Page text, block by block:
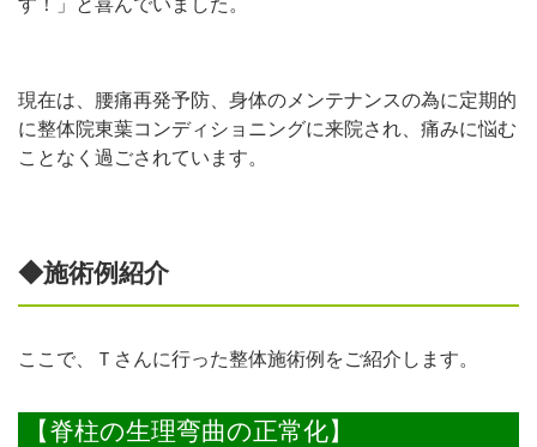
す！」と喜んでいました。
現在は、腰痛再発予防、身体のメンテナンスの為に定期的
に整体院東葉コンディショニングに来院され、痛みに悩む
ことなく過ごされています。
◆施術例紹介
ここで、Ｔさんに行った整体施術例をご紹介します。
【脊柱の生理弯曲の正常化】